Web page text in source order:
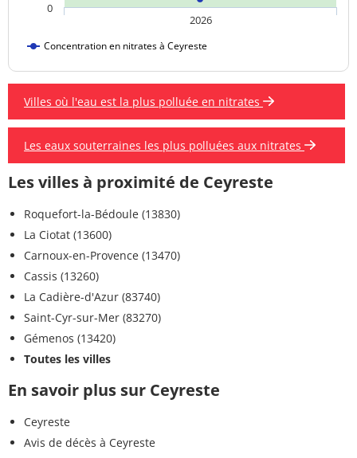
Concentration en nitrates à Ceyreste
2026
0
Villes où l'eau est la plus polluée en nitrates
Les eaux souterraines les plus polluées aux nitrates
Les villes à proximité de Ceyreste
Roquefort-la-Bédoule (13830)
La Ciotat (13600)
Carnoux-en-Provence (13470)
Cassis (13260)
La Cadière-d'Azur (83740)
Saint-Cyr-sur-Mer (83270)
Gémenos (13420)
Toutes les villes
En savoir plus sur Ceyreste
Ceyreste
Avis de décès à Ceyreste